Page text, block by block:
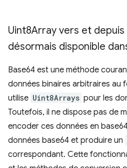
Uint8Array vers et
désormais disponible
Base64 est une méthode
données binaires arbitraires au
utilise Uint8Arrays pour les
Toutefois, il ne dispose pas de
encoder ces données en
données base64 et produire un
correspondant. Cette